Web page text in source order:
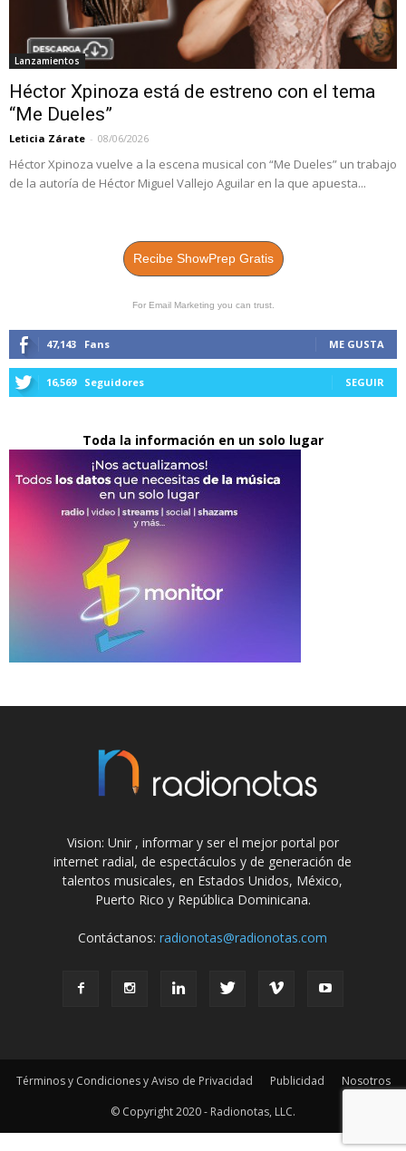
Lanzamientos
Héctor Xpinoza está de estreno con el tema
“Me Dueles”
Leticia Zárate - 08/06/2026
Héctor Xpinoza vuelve a la escena musical con “Me Dueles” un trabajo
de la autoría de Héctor Miguel Vallejo Aguilar en la que apuesta...
Recibe ShowPrep Gratis
For Email Marketing you can trust.
47,143 Fans ME GUSTA
16,569 Seguidores SEGUIR
Toda la información en un solo lugar
Vision: Unir , informar y ser el mejor portal por
internet radial, de espectáculos y de generación de
talentos musicales, en Estados Unidos, México,
Puerto Rico y República Dominicana.
Contáctanos:radionotas@radionotas.com
Términos y Condiciones y Aviso de Privacidad Publicidad
Nosotros
© Copyright 2020 - Radionotas, LLC.